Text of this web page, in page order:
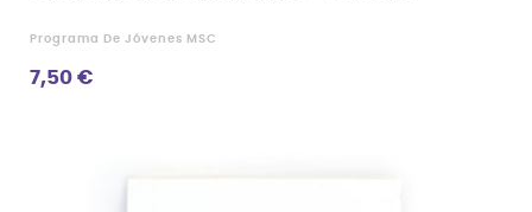
Programa De Jóvenes MSC
7,50 €